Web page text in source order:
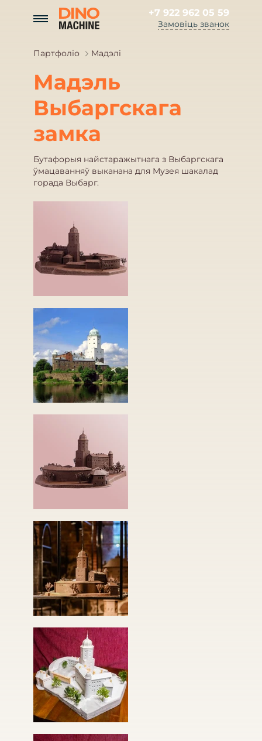
+7 922 962 05 59
Замовіць званок
Партфоліо Мадэлі
Мадэль
Выбаргскага
замка
Бутафорыя найстаражытнага з Выбаргскага
ўмацаванняў выканана для Музея шакалад
горада Выбарг.